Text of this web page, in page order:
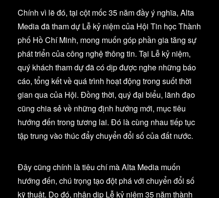
Chính vì lẽ đó, tại cột mốc 35 năm đầy ý nghĩa, Alta
Media đã tham dự Lễ kỷ niệm của Hội Tin học Thành
phố Hồ Chí Minh, mong muốn góp phần gia tăng sự
phát triển của công nghệ thông tin. Tại Lễ kỷ niệm,
quý khách tham dự đã có dịp được nghe những báo
cáo, tổng kết về quá trình hoạt động trong suốt thời
gian qua của Hội. Đồng thời, quý đại biểu, lãnh đạo
cũng chia sẻ về những định hướng mới, mục tiêu
hướng đến trong tương lai. Đó là cùng nhau tiếp tục
tập trung vào thúc đẩy chuyển đổi số của đất nước.
Đây cũng chính là tiêu chí mà Alta Media muốn
hướng đến, chú trọng tạo đột phá với chuyển đổi số
kỹ thuật. Do đó, nhân dịp Lễ kỷ niệm 35 năm thành